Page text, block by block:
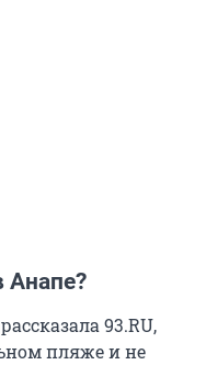
Анапе?
93.RU,
пляже и не